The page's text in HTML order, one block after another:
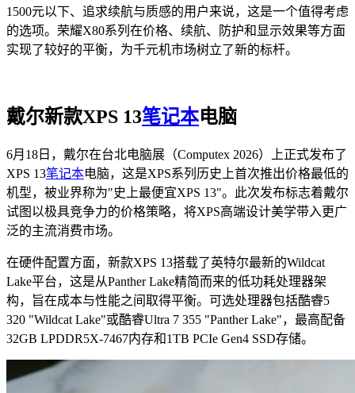
1500元以下、追求续航与质感的用户来说，这是一个值得考虑
的选项。荣耀X80系列在价格、续航、防护和显示效果等方面
实现了较好的平衡，为千元机市场树立了新的标杆。
戴尔新款XPS 13笔记本电脑
6月18日，戴尔在台北电脑展（Computex 2026）上正式发布了
XPS 13笔记本电脑，这是XPS系列历史上首次推出价格最低的
机型，被业界称为"史上最便宜XPS 13"。此次发布标志着戴尔
试图以极具竞争力的价格策略，将XPS高端设计美学带入更广
泛的主流消费市场。
在硬件配置方面，新款XPS 13搭载了英特尔最新的Wildcat
Lake平台，这是从Panther Lake精简而来的低功耗处理器架
构，旨在成本与性能之间取得平衡。可选处理器包括酷睿5
320 "Wildcat Lake"或酷睿Ultra 7 355 "Panther Lake"，最高配备
32GB LPDDR5X-7467内存和1TB PCIe Gen4 SSD存储。